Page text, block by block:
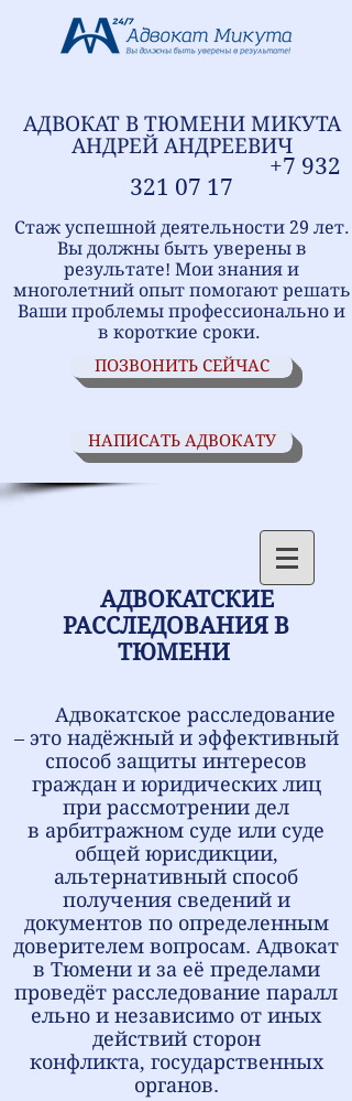
АДВОКАТ В ТЮМЕНИ МИКУТА
АНДРЕЙ АНДРЕЕВИЧ
+7 932
321 07 17
Стаж успешной деятельности 29 лет.
Вы должны быть уверены в
результате! Мои знания и
многолетний опыт помогают решать
Ваши проблемы профессионально и
в короткие сроки.
ПОЗВОНИТЬ СЕЙЧАС
НАПИСАТЬ АДВОКАТУ
АДВОКАТСКИЕ
РАССЛЕДОВАНИЯ В
ТЮМЕНИ
Адвокатское расследование
– это надёжный и эффективный
способ защиты интересов
граждан и юридических лиц
при рассмотрении дел
в арбитражном суде или суде
общей юрисдикции,
альтернативный способ
получения сведений и
документов по определенным
доверителем вопросам. Адвокат
в Тюмени и за её пределами
проведёт расследование паралл
ельно и независимо от иных
действий сторон
конфликта, государственных
органов.